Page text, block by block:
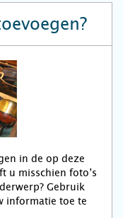
in de op deze
u misschien foto’s
Gebruik
informatie toe te